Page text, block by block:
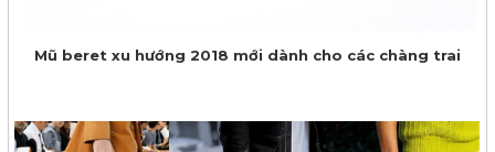
Mũ beret xu hướng 2018 mới dành cho các chàng trai